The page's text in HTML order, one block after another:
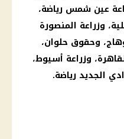
عين شمس رياضة،
وزراعة المنصورة
وحقوق حلوان،
، وزراعة أسيوط،
الجديد رياضة.